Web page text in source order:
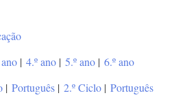
| 4.º ano | 5.º ano | 6.º ano
| Português | 2.º Ciclo | Português